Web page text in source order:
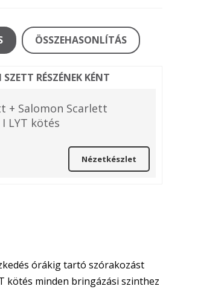
ÖSSZEHASONLÍTÁS
RÉSZÉNEK KÉNT
+ Salomon Scarlett
LYT kötés
Nézetkészlet
órákig tartó szórakozást
kötés minden bringázási szinthez